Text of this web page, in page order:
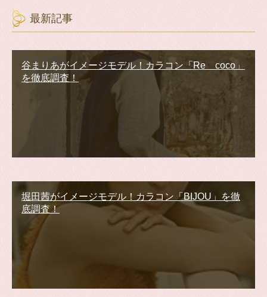
最新記事
谷まりあがイメージモデル！カラコン「Re coco」
を徹底調査！
堀田茜がイメージモデル！カラコン「BIJOU」を徹
底調査！